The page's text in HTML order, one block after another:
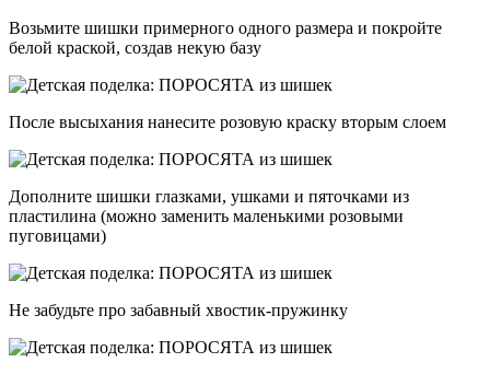
Возьмите шишки примерного одного размера и покройте
белой краской, создав некую базу
После высыхания нанесите розовую краску вторым слоем
Дополните шишки глазками, ушками и пяточками из
пластилина (можно заменить маленькими розовыми
пуговицами)
Не забудьте про забавный хвостик-пружинку